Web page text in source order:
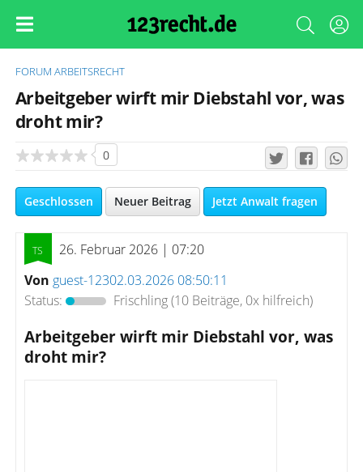
FORUM ARBEITSRECHT
Arbeitgeber wirft mir Diebstahl vor, was
droht mir?
0
Geschlossen Neuer Beitrag Jetzt Anwalt fragen
26. Februar 2026 | 07:20
Von guest-12302.03.2026 08:50:11
Status:
Frischling(10 Beiträge, 0x hilfreich)
Arbeitgeber wirft mir Diebstahl vor, was
droht mir?